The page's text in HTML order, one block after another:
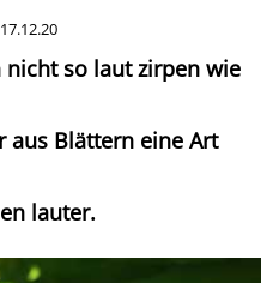
17.12.20
so laut zirpen wie
aus Blättern eine Art
lauter.